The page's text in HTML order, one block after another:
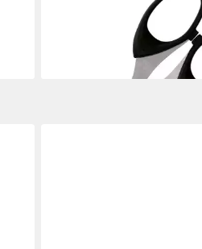
Universalschere, 13 cm, für
lieferbar - in 2-3 Werktagen bei